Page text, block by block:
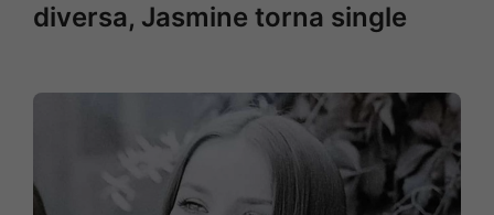
diversa, Jasmine torna single